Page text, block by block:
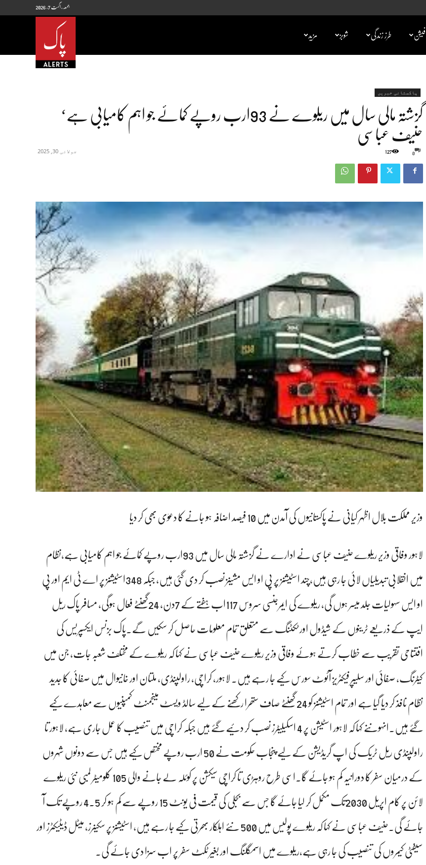
جمعہ, اگست 7, 2026
مزید شوبز طرز زندگی فیشن
پاکستانی خبریں
گزشتہ مالی سال میں ریلوے نے 93ارب روپے کمائے جو اہم کامیابی ہے‘ حنیف عباسی جولائی 30, 2025 0
127
وزیر مملکت بلال اظہر کیانی نے پاکستانیوں کی آمدن میں 10 فیصد اضافہ ہو جانے کا دعوٰی بھی کر دیا
لاہور وفاقی وزیر ریلوے حنیف عباسی نے ادارے نے گزشتہ مالی سال میں 93ارب روپے کمائے جو اہم کامیابی ہے،نظام
میں انقلابی تبدیلیاں لائی جا رہی ہیں،چند اسٹیشنز پر پی او ایس مشینز نصب کر دی گئی ہیں، جبکہ 348اسٹیشنز پر اے ٹی ایم اور پی
او ایس سہولیات جلد میسر ہوں گی، ریلوے کی ایمرجنسی سروس 117اب ہفتے کے 7دن، 24گھنٹے فعال ہوگی، مسافر پاک ریل
ایپ کے ذریعے ٹرینوں کے شیڈول اور ٹکٹنگ سے متعلق تمام معلومات حاصل کر سکیں گے۔پاک بزنس ایکسپریس کی
افتتاحی تقریب سے خطاب کرتے ہوئے وفاقی وزیر ریلوے حنیف عباسی نے کہا کہ ریلوے کے مختلف شعبہ جات، جن میں
کیٹرنگ، صفائی اور سلیپر فیکٹریز آئوٹ سورس کیے جا رہے ہیں۔ لاہور، کراچی، راولپنڈی، ملتان اور خانیوال میں صفائی کا جدید
نظام نافذ کر دیا گیا ہے اور تمام اسٹیشنز کو 24 گھنٹے صاف ستھرا رکھنے کے لیے سالڈ ویسٹ مینجمنٹ کمپنیوں سے معاہدے کیے
گئے ہیں۔انہوںنے کہا کہ لاہور اسٹیشن پر 4 اسکیلیٹرز نصب کر دئیے گئے ہیں جبکہ کراچی میں تنصیب کا عمل جاری ہے، لاہور تا
راولپنڈی ریل ٹریک کی اپ گریڈیشن کے لیے پنجاب حکومت نے 50 ارب روپے مختص کیے ہیں جس سے دونوں شہروں
کے درمیان سفر کا دورانیہ کم ہو جائے گا۔اسی طرح روہڑی تا کراچی سیکشن پر کوئلہ لے جانے والی 105 کلومیٹر لمبی نئی ریلوے
لائن پر کام اپریل 2030تک مکمل کر لیا جائے گا جس سے بجلی کی قیمت فی یونٹ 15 روپے سے کم ہو کر 4.5 روپے تک آ
جائے گی۔حنیف عباسی نے کہا کہ ریلوے پولیس میں 500 نئے اہلکار بھرتی کیے جا رہے ہیں، اسٹیشنز پر سکینرز، میٹل ڈیٹیکٹرز اور
سیفٹی کیمروں کی تنصیب کی جا رہی ہے،ریلوے میں اسمگلنگ اور بغیر ٹکٹ سفر پر اب سزا دی جائے گی۔